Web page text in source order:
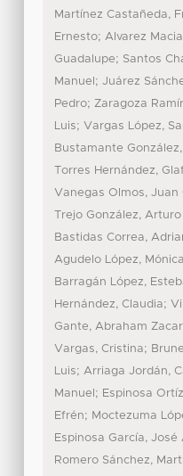
Martínez Castañeda,
Ernesto; Alvarez
Guadalupe; Santos
Manuel ; Juárez
Pedro; Zaragoza
Luis; Vargas López,
Bustamante González,
Torres Hernández,
Vanegas Olmos, Juan
Trejo González, Arturo
Bastidas Correa,
Agudelo López,
Barragán López,
Hernández, Claudia;
Gante, Abraham
Vargas, Cristina;
Luis; Arriaga Jordán,
Manuel ; Espinosa
Efrén; Moctezuma
Espinosa García, José
Romero Sánchez,